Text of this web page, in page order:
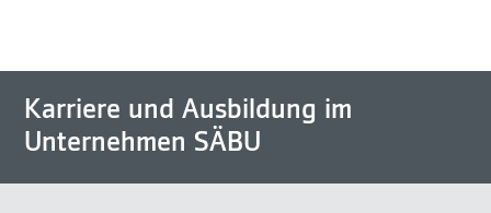
Karriere und Ausbildung im
Unternehmen SÄBU